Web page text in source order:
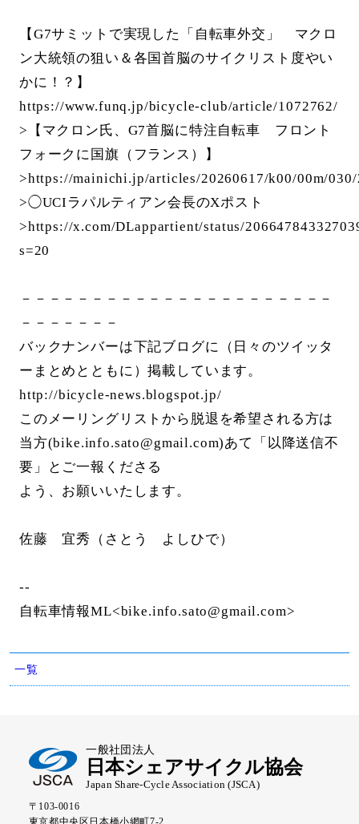
一覧
【G7サミットで実現した「自転車外交」 マクロ
ン大統領の狙い＆各国首脳のサイクリスト度やい
かに！？】
https://www.funq.jp/bicycle-club/article/1072762/
>【マクロン氏、G7首脳に特注自転車 フロント
フォークに国旗（フランス）】
>https://mainichi.jp/articles/20260617/k00/00m/030/
>◯UCIラパルティアン会長のXポスト
>https://x.com/DLappartient/status/
s=20
－－－－－－－－－－－－－－－－－－－－－－
－－－－－－－
バックナンバーは下記ブログに（日々のツイッタ
ーまとめとともに）掲載しています。
http://bicycle-news.blogspot.jp/
このメーリングリストから脱退を希望される方は
当方(bike.info.sato@gmail.com)あて「以降送信不
要」とご一報くださる
よう、お願いいたします。
佐藤 宜秀（さとう よしひで）
--
自転車情報ML<bike.info.sato@gmail.com>
一般社団法人
日本シェアサイクル協会
Japan Share-Cycle Association (JSCA)
〒103-0016
東京都中央区日本橋小網町7-2